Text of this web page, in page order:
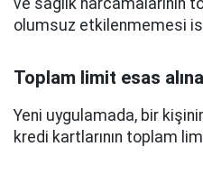
ve sağlık harcamalarının
olumsuz etkilenmemesi
Toplam limit esas
Yeni uygulamada, bir
kredi kartlarının toplam